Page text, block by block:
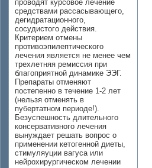
проводят курсовое лечение
средствами рассасывающего,
дегидратационного,
сосудистого действия.
Критерием отмены
противоэпилептического
лечения является не менее чем
трехлетняя ремиссия при
благоприятной динамике ЭЭГ.
Препараты отменяют
постепенно в течение 1-2 лет
(нельзя отменять в
пубертатном периоде!).
Безуспешность длительного
консервативного лечения
вынуждает решать вопрос о
применении кетогенной диеты,
стимуляуции вагуса или
нейрохирургическом лечении